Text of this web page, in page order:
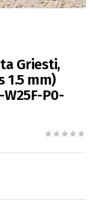
Griesti,
1.5 mm)
P0-